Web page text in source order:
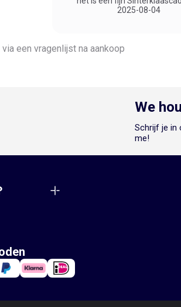
2025-08-04
een vragenlijst na aankoop
We
Schrijf je in
me!